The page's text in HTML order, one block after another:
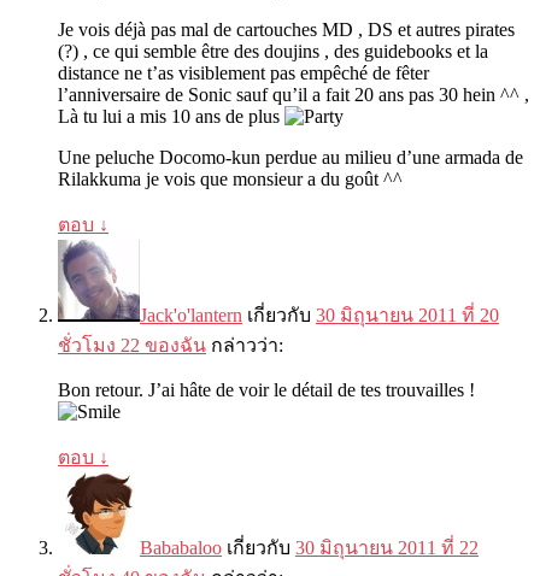
Je vois déjà pas mal de cartouches MD , DS et autres pirates
(?) , ce qui semble être des doujins , des guidebooks et la
distance ne t’as visiblement pas empêché de fêter
l’anniversaire de Sonic sauf qu’il a fait 20 ans pas 30 hein ^^ ,
Là tu lui a mis 10 ans de plus
Une peluche Docomo-kun perdue au milieu d’une armada de
Rilakkuma je vois que monsieur a du goût ^^
ตอบ ↓
Jack'o'lantern เกี่ยวกับ 30 มิถุนายน 2011 ที่ 20
ชั่วโมง 22 ของฉัน กล่าวว่า:
Bon retour. J’ai hâte de voir le détail de tes trouvailles !
ตอบ ↓
Bababaloo เกี่ยวกับ 30 มิถุนายน 2011 ที่ 22